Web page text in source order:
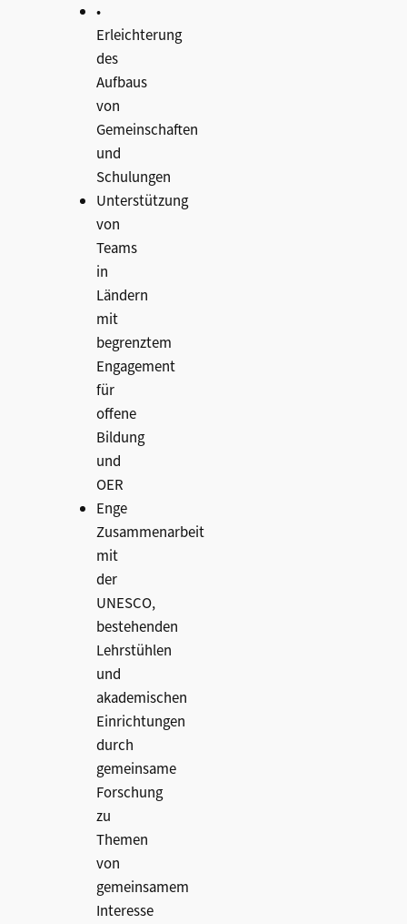
•
Erleichterung
des
Aufbaus
von
Gemeinschaften
und
Schulungen
Unterstützung
von
Teams
in
Ländern
mit
begrenztem
Engagement
für
offene
Bildung
und
OER
Enge
Zusammenarbeit
mit
der
UNESCO,
bestehenden
Lehrstühlen
und
akademischen
Einrichtungen
durch
gemeinsame
Forschung
zu
Themen
von
gemeinsamem
Interesse